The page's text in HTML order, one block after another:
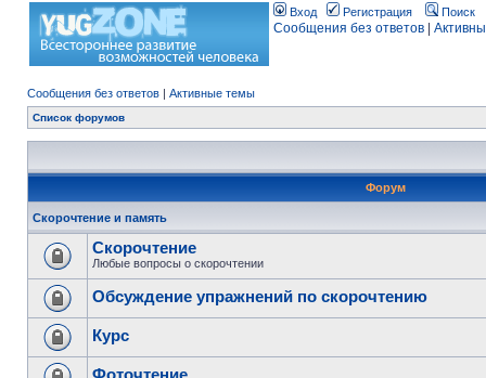
Вход Регистрация Поиск
Сообщения без ответов
Сообщения без ответов | Активные темы
Список форумов
Форум
Скорочтение и память
Скорочтение
Любые вопросы о скорочтении
Обсуждение упражнений по скорочтению
Курс
Фоточтение